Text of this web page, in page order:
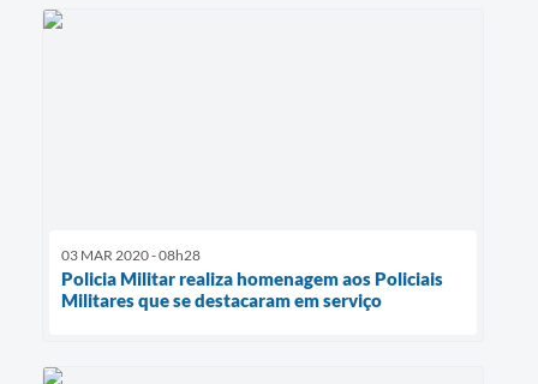
03 MAR 2020 - 08h28
Policia Militar realiza homenagem aos Policiais
Militares que se destacaram em serviço